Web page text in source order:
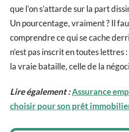
que l’on s’attarde sur la part
Un pourcentage, vraiment ? Il
comprendre ce qui se cache
n’est pas inscrit en toutes lettres
la vraie bataille, celle de la
Lire également :Assurance
choisir pour son prêt